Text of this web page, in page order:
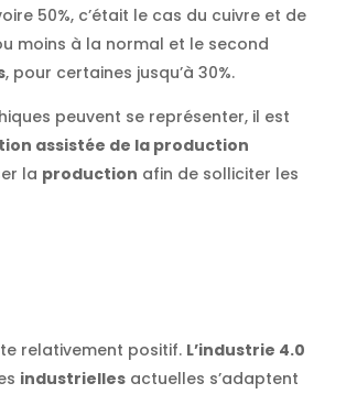
50%, c’était le cas du cuivre et de
moins à la normal et le second
, pour certaines jusqu’à 30%.
peuvent se représenter, il est
assistée de la production
la production afin de solliciter les
relativement positif. L’industrie 4.0
industrielles actuelles s’adaptent